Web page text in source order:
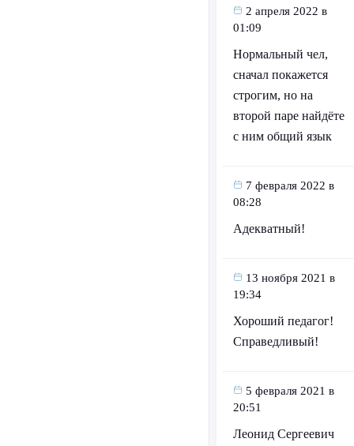
2 апреля 2022 в
01:09
Нормальный чел,
сначал покажется
строгим, но на
второй паре найдёте
с ним общий язык
7 февраля 2022 в
08:28
Адекватный!
13 ноября 2021 в
19:34
Хороший педагог!
Справедливый!
5 февраля 2021 в
20:51
Леонид Сергеевич